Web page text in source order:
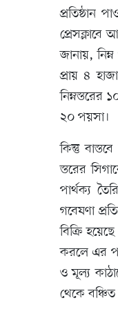
প্রতিষ্ঠান
প্রেসক্লাবে
জানায়,
প্রায় ৪
নিম্নস্তরের
২০ পয়সা।
কিন্তু
স্তরের
পার্থক্য
গবেষণা
বিক্রি
করলে এর
ও মূল্য
থেকে বঞ্চিত